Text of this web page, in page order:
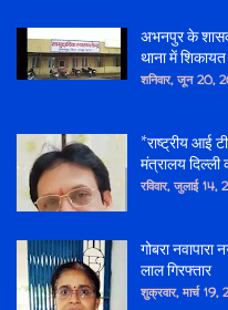
अभनपुर के
थाना में शिकायत
शनिवार, जून 20,
*राष्ट्रीय आई
मंत्रालय
रविवार, जुलाई 14,
गोबरा
लाल गिरफ्तार
शुक्रवार, मार्च 19,